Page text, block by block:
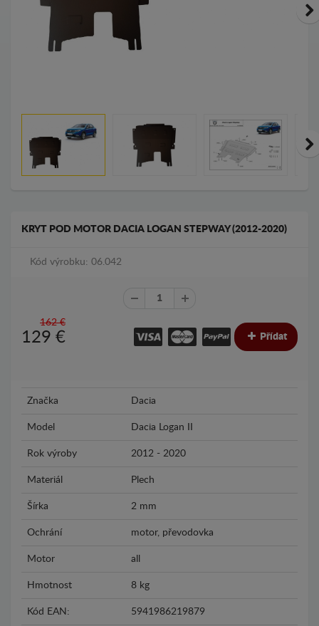
KRYT POD MOTOR DACIA LOGAN STEPWAY (2012-2020)
Kód výrobku: 06.042
162 €
129 € Přídat
Značka Dacia
Model Dacia Logan II
Rok výroby 2012 - 2020
Materiál Plech
Šírka 2 mm
Ochrání motor, převodovka
Motor all
Hmotnost 8 kg
Kód EAN: 5941986219879